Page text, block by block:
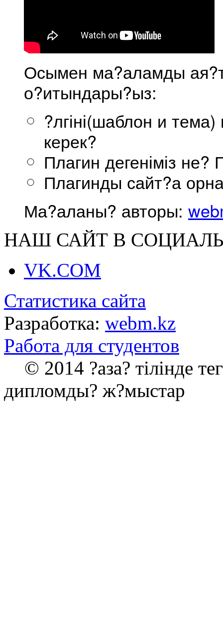
Осымен ма?аламды
о?итындары?ыз:
?лгіні(шаблон и
керек?
Плагин дегеніміз
Плагинды сайт?а
Ма?аланы? авторы:
НАШ САЙТ В
VK.COM
Статистика сайта
Разработка: webm.kz
Работа для студентов
© 2014 ?аза? тілінде
дипломды? ж?мыстар